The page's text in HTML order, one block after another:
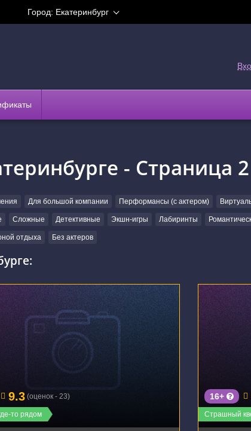
Город: Екатеринбург
- Страница 2
Для большой компании Перформансы (с актером)
Сложные Детективные Экшн-игры Лабиринты
отдыха Без актеров
Екатеринбург, улица Чекистов, 5
то рядом
9.3 (оценок - 23)
г.
Страшный
16+